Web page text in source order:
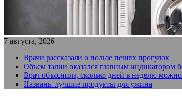
7 августа, 2026
Врачи рассказали о пользе пеших прогулок
Объем талии оказался главным индикатором
Врач объяснила, сколько дней в неделю можно
Названы лучшие продукты для ужина